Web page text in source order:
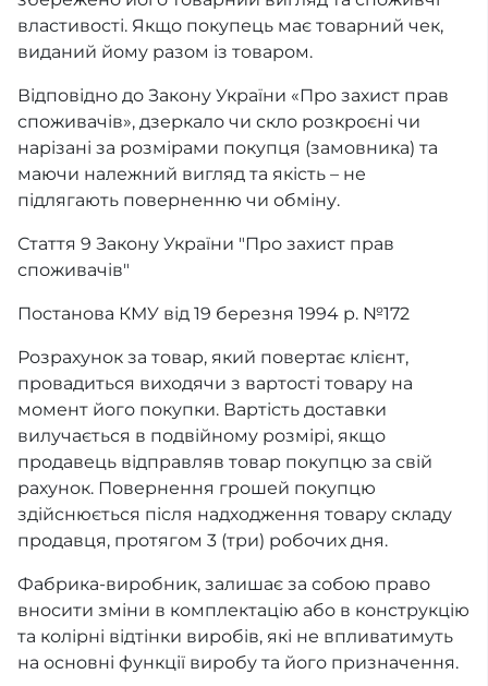
властивості. Якщо покупець має товарний чек,
виданий йому разом із товаром.
Відповідно до Закону України «Про захист прав
споживачів», дзеркало чи скло розкроєні чи
нарізані за розмірами покупця (замовника) та
маючи належний вигляд та якість – не
підлягають поверненню чи обміну.
Стаття 9 Закону України "Про захист прав
споживачів"
Постанова КМУ від 19 березня 1994 р. №172
Розрахунок за товар, який повертає клієнт,
провадиться виходячи з вартості товару на
момент його покупки. Вартість доставки
вилучається в подвійному розмірі, якщо
продавець відправляв товар покупцю за свій
рахунок. Повернення грошей покупцю
здійснюється після надходження товару складу
продавця, протягом 3 (три) робочих дня.
Фабрика-виробник, залишає за собою право
вносити зміни в комплектацію або в конструкцію
та колірні відтінки виробів, які не впливатимуть
на основні функції виробу та його призначення.